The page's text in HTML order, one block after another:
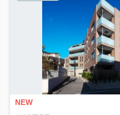
NEW